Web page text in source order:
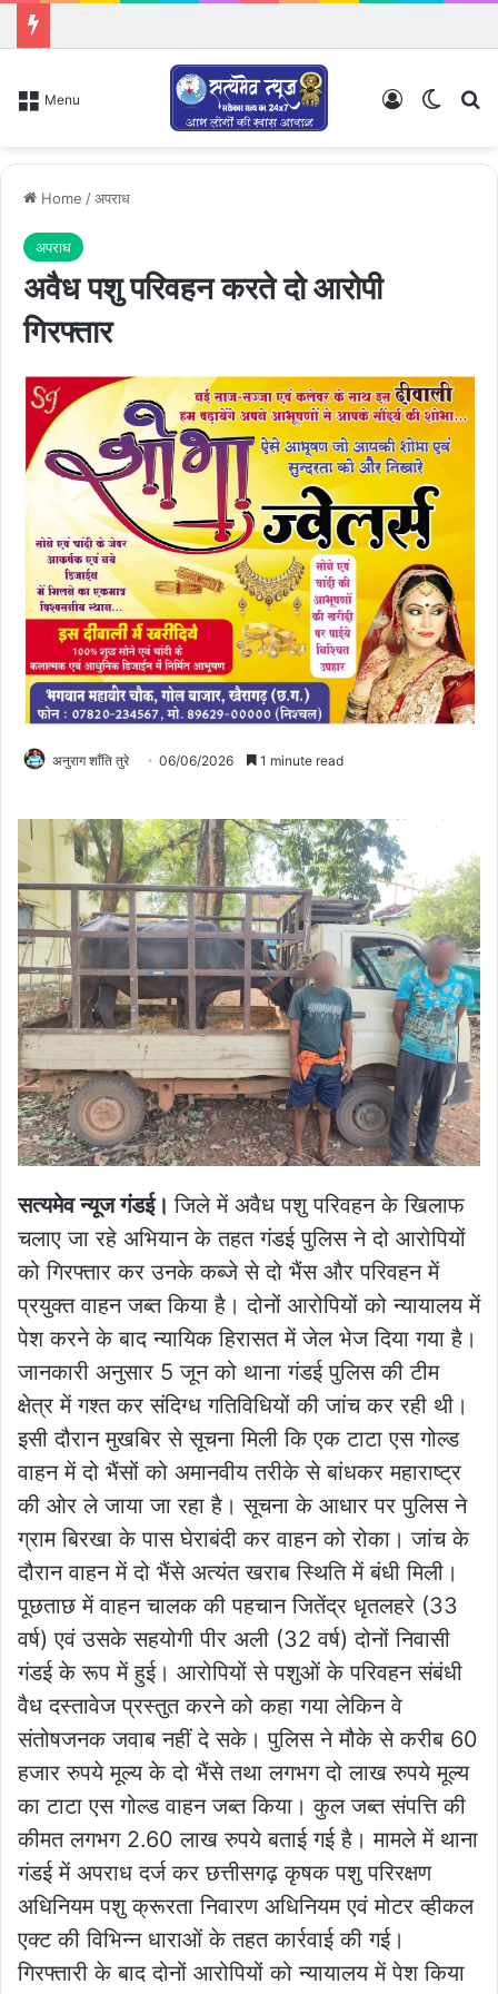
Menu Log In
Home /अपराध
अपराध
अवैध पशु परिवहन करते दो आरोपी
गिरफ्तार
अनुराग शाँति तुरे 06/06/2026 1 minute read
सत्यमेव न्यूज गंडई।जिले में अवैध पशु परिवहन के खिलाफ
चलाए जा रहे अभियान के तहत गंडई पुलिस ने दो आरोपियों
को गिरफ्तार कर उनके कब्जे से दो भैंस और परिवहन में
प्रयुक्त वाहन जब्त किया है। दोनों आरोपियों को न्यायालय में
पेश करने के बाद न्यायिक हिरासत में जेल भेज दिया गया है।
जानकारी अनुसार 5 जून को थाना गंडई पुलिस की टीम
क्षेत्र में गश्त कर संदिग्ध गतिविधियों की जांच कर रही थी।
इसी दौरान मुखबिर से सूचना मिली कि एक टाटा एस गोल्ड
वाहन में दो भैंसों को अमानवीय तरीके से बांधकर महाराष्ट्र
की ओर ले जाया जा रहा है। सूचना के आधार पर पुलिस ने
ग्राम बिरखा के पास घेराबंदी कर वाहन को रोका। जांच के
दौरान वाहन में दो भैंसे अत्यंत खराब स्थिति में बंधी मिली।
पूछताछ में वाहन चालक की पहचान जितेंद्र धृतलहरे (33
वर्ष) एवं उसके सहयोगी पीर अली (32 वर्ष) दोनों निवासी
गंडई के रूप में हुई। आरोपियों से पशुओं के परिवहन संबंधी
वैध दस्तावेज प्रस्तुत करने को कहा गया लेकिन वे
संतोषजनक जवाब नहीं दे सके। पुलिस ने मौके से करीब 60
हजार रुपये मूल्य के दो भैंसे तथा लगभग दो लाख रुपये मूल्य
का टाटा एस गोल्ड वाहन जब्त किया। कुल जब्त संपत्ति की
कीमत लगभग 2.60 लाख रुपये बताई गई है। मामले में थाना
गंडई में अपराध दर्ज कर छत्तीसगढ़ कृषक पशु परिरक्षण
अधिनियम पशु क्रूरता निवारण अधिनियम एवं मोटर व्हीकल
एक्ट की विभिन्न धाराओं के तहत कार्रवाई की गई।
गिरफ्तारी के बाद दोनों आरोपियों को न्यायालय में पेश किया